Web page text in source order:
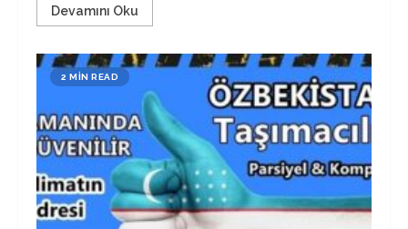
Devamını Oku
2 MIN READ